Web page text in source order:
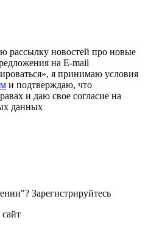
рассылку новостей про новые
на E-mail
я принимаю условия
и подтверждаю, что
и даю свое согласие на
данных
Зарегистрируйтесь